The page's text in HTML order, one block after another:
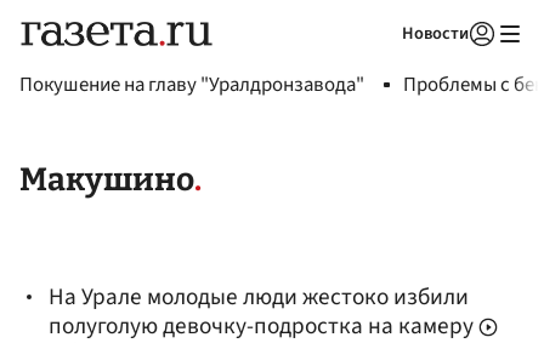
Новости
Покушение на главу "Уралдронзавода" Проблемы с
Макушино
На Урале молодые люди жестоко избили
полуголую девочку-подростка на камеру